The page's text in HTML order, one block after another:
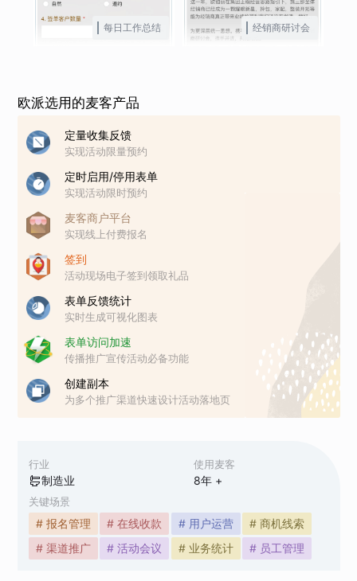
行业
制造业
使用麦客
8年 +
关键场景
# 报名管理 # 在线收款 # 用户运营
# 商机线索
# 渠道推广
# 活动会议 # 业务统计 # 员工管理
每日工作总结 经销商研讨会
欧派选用的麦客产品
定量收集反馈
实现活动限量预约
定时启用/停用表单
实现活动限时预约
麦客商户平台
实现线上付费报名
签到
活动现场电子签到领取礼品
表单反馈统计
实时生成可视化图表
表单访问加速
传播推广宣传活动必备功能
创建副本
为多个推广渠道快速设计活动落地页